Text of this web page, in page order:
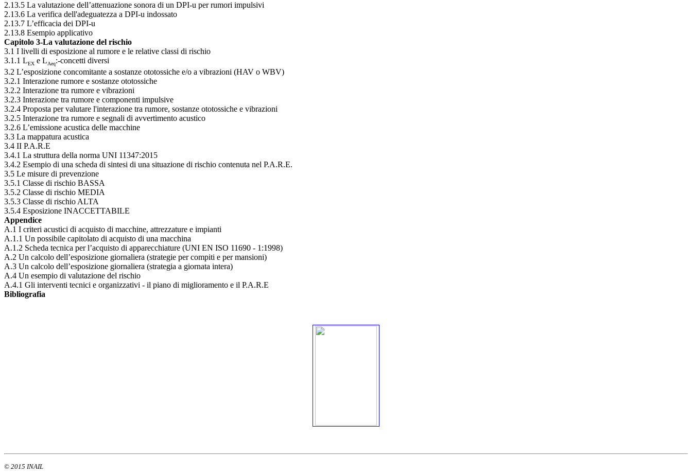
2.13.5 La valutazione dell’attenuazione sonora di un DPI-u per rumori impulsivi
2.13.6 La verifica dell'adeguatezza a DPI-u indossato
2.13.7 L’efficacia dei DPI-u
2.13.8 Esempio applicativo
Capitolo 3-La valutazione del rischio
3.1 I livelli di esposizione al rumore e le relative classi di rischio
3.1.1 LEX e LAeq:-concetti diversi
3.2 L’esposizione concomitante a sostanze ototossiche e/o a vibrazioni (HAV o WBV)
3.2.1 Interazione rumore e sostanze ototossiche
3.2.2 Interazione tra rumore e vibrazioni
3.2.3 Interazione tra rumore e componenti impulsive
3.2.4 Proposta per valutare l'interazione tra rumore, sostanze ototossiche e vibrazioni
3.2.5 Interazione tra rumore e segnali di avvertimento acustico
3.2.6 L’emissione acustica delle macchine
3.3 La mappatura acustica
3.4 II P.A.R.E
3.4.1 La struttura della norma UNI 11347:2015
3.4.2 Esempio di una scheda di sintesi di una situazione di rischio contenuta nel P.A.R.E.
3.5 Le misure di prevenzione
3.5.1 Classe di rischio BASSA
3.5.2 Classe di rischio MEDIA
3.5.3 Classe di rischio ALTA
3.5.4 Esposizione INACCETTABILE
Appendice
A.1 I criteri acustici di acquisto di macchine, attrezzature e impianti
A.1.1 Un possibile capitolato di acquisto di una macchina
A.1.2 Scheda tecnica per l’acquisto di apparecchiature (UNI EN ISO 11690 - 1:1998)
A.2 Un calcolo dell’esposizione giornaliera (strategie per compiti e per mansioni)
A.3 Un calcolo dell’esposizione giornaliera (strategia a giornata intera)
A.4 Un esempio di valutazione del rischio
A.4.1 Gli interventi tecnici e organizzativi - il piano di miglioramento e il P.A.R.E
Bibliografia
© 2015 INAIL